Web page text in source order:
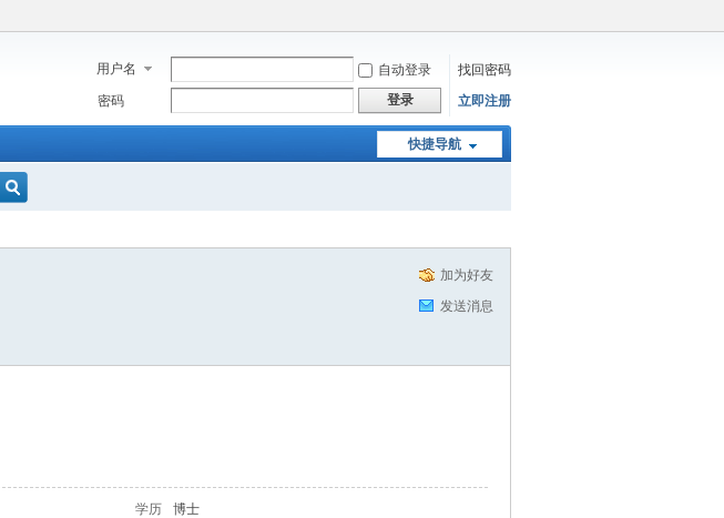
用户名 自动登录
找回密码
密码
登录 立即注册
快捷导航
加为好友
发送消息
学历 博士